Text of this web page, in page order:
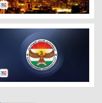
مشاور سودانی: اسرائیل
ریاست دولت اقلیم